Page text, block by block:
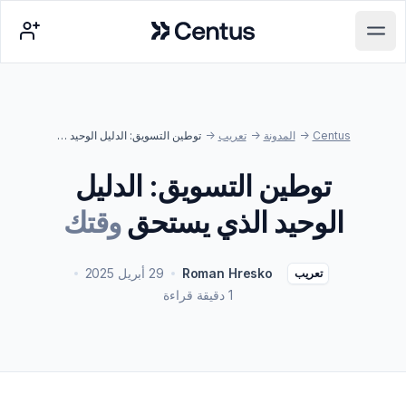
Open main menu
Centus
Centus
-> المدونة -> تعريب -> توطين التسويق: الدليل الوحيد الذي يستحق وقتك
توطين التسويق: الدليل
الوحيد الذي يستحقوقتك
تعريب Roman Hresko
29 أبريل 2025
1 دقيقة قراءة